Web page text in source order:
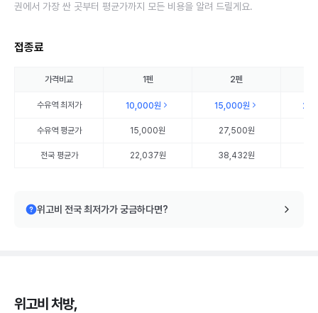
권에서 가장 싼 곳부터 평균가까지 모든 비용을 알려 드릴게요.
접종료
가격비교 1펜 2펜
수유역최저가 10,000원 15,000원
수유역평균가 15,000원 27,500원
전국 평균가 22,037원 38,432원
위고비 전국 최저가가 궁금하다면?
위고비 처방,